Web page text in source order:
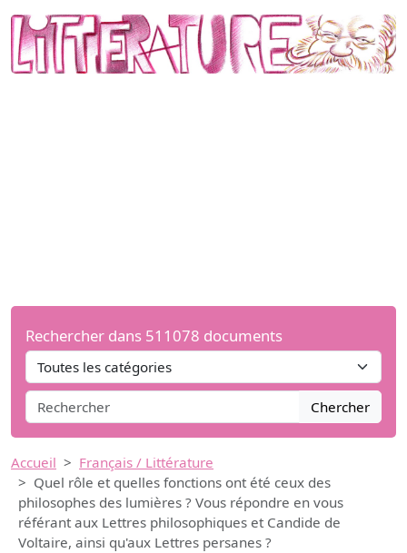
Rechercher dans 511078 documents
Chercher
Accueil
Français / Littérature
Quel rôle et quelles fonctions ont été ceux des
philosophes des lumières ? Vous répondre en vous
référant aux Lettres philosophiques et Candide de
Voltaire, ainsi qu'aux Lettres persanes ?